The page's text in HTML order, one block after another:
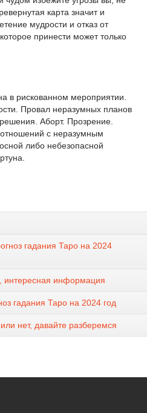
карта значит и
мудрости и отказ от
принести может только
в рискованном мероприятии.
Провал неразумных планов
Аборт. Прозрение.
с неразумным
либо небезопасной
гадания Таро на 2024
интересная информация
гадания Таро на 2024 год
нет, давайте разберемся